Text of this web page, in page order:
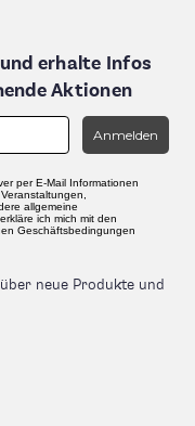
erhalte Infos
Aktionen
Anmelden
per E-Mail Informationen
allgemeine
ich mich mit den
Geschäftsbedingungen
neue Produkte und